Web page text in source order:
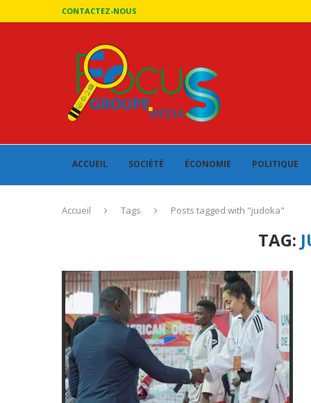
CONTACTEZ-NOUS
ACCUEIL SOCIÉTÉ ÉCONOMIE POLITIQUE
Accueil Tags Posts tagged with "judoka"
TAG: